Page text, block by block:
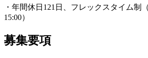
・年間休日121日、フレックスタイム制
15:00）
募集要項